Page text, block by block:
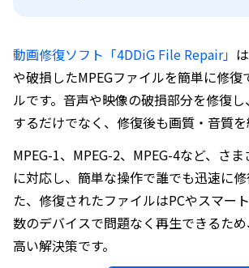
動画修復ソフト「4DDiG File Repair」
や破損したMPEGファイルを簡単に修復
ルです。音声や映像の破損部分を修復
するだけでなく、修復後も画質・音質を
MPEG-1、MPEG-2、MPEG-4など、さ
に対応し、簡単な操作で誰でも迅速に
た、修復されたファイルはPCやスマー
数のデバイスで問題なく再生できるた
高い解決策です。